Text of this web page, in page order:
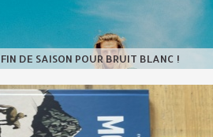
FIN DE SAISON POUR BRUIT BLANC !